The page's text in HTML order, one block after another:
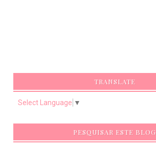
TRANSLATE
Select Language ▼
PESQUISAR ESTE BLOG